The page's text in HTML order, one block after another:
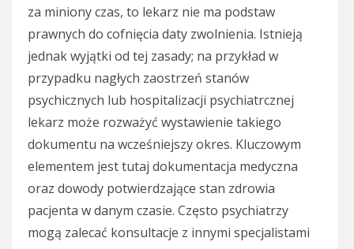
za miniony czas, to lekarz nie ma podstaw
prawnych do cofnięcia daty zwolnienia. Istnieją
jednak wyjątki od tej zasady; na przykład w
przypadku nagłych zaostrzeń stanów
psychicznych lub hospitalizacji psychiatrcznej
lekarz może rozważyć wystawienie takiego
dokumentu na wcześniejszy okres. Kluczowym
elementem jest tutaj dokumentacja medyczna
oraz dowody potwierdzające stan zdrowia
pacjenta w danym czasie. Często psychiatrzy
mogą zalecać konsultacje z innymi specjalistami